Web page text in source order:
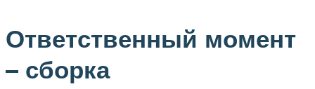
Ответственный момент
– сборка